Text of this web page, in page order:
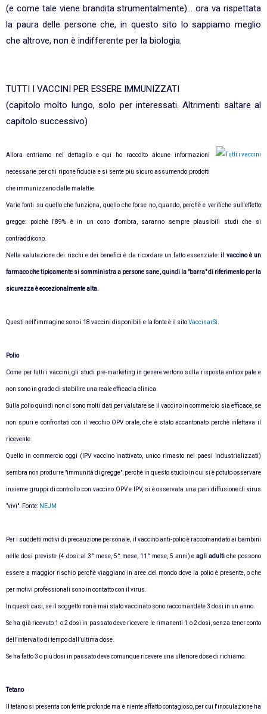
(e come tale viene brandita strumentalmente)... ora va rispettata
la paura delle persone che, in questo sito lo sappiamo meglio
che altrove, non è indifferente per la biologia.
TUTTI I VACCINI PER ESSERE IMMUNIZZATI
(capitolo molto lungo, solo per interessati. Altrimenti saltare al
capitolo successivo)
Allora entriamo nel dettaglio e qui ho raccolto alcune informazioni
necessarie per chi ripone fiducia e si sente più sicuro assumendo prodotti
che immunizzano dalle malattie.
Varie fonti su quello che funziona, quello che forse no, quando, perchè e verifiche sull'effetto
gregge: poichè l'89% è in un cono d'ombra, saranno sempre plausibili studi che si
contraddicono.
Nella valutazione dei rischi e dei benefici è da ricordare un fatto essenziale:il vaccino è un
farmaco che tipicamente si somministra a persone sane, quindi la "barra" di riferimento per la
sicurezza è eccezionalmente alta.
Questi nell'immagine sono i 18 vaccini disponibili e la fonte è il sitoVaccinarSì.
Polio
Come per tutti i vaccini, gli studi pre-marketing in genere vertono sulla risposta anticorpale e
non sono in grado di stabilire una reale efficacia clinica.
Sulla polio quindi non ci sono molti dati per valutare se il vaccino in commercio sia efficace, se
non spuri e confrontati con il vecchio OPV orale, che è stato accantonato perchè infettava il
ricevente.
Quello in commercio oggi (IPV vaccino inattivato, unico rimasto nei paesi industrializzati)
sembra non produrre "immunità di gregge", perchè in questo studio in cui si è potuto osservare
insieme gruppi di controllo con vaccino OPV e IPV, si è osservata una pari diffusione di virus
"vivi". Fonte: NEJM
Per i suddetti motivi di precauzione personale, il vaccino anti-polio è raccomandato ai bambini
nelle dosi previste (4 dosi: al 3° mese, 5° mese, 11° mese, 5 anni) eagli adulti che possono
essere a maggior rischio perchè viaggiano in aree del mondo dove la polio è presente, o che
per motivi professionali sono in contatto con il virus.
In questi casi, se il soggetto non è mai stato vaccinato sono raccomandate 3 dosi in un anno.
Se ha già ricevuto 1 o 2 dosi in passato deve ricevere le rimanenti 1 o 2 dosi, senza tener conto
dell’intervallo di tempo dall’ultima dose.
Se ha fatto 3 o più dosi in passato deve comunque ricevere una ulteriore dose di richiamo.
Tetano
Il tetano si presenta con ferite profonde ma è niente affatto contagioso, per cui l'inoculazione ha